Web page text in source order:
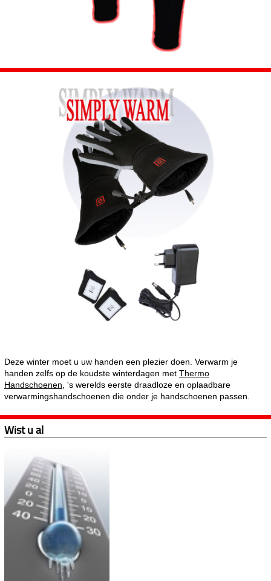
Deze winter moet u uw handen een plezier doen. Verwarm je
handen zelfs op de koudste winterdagen met Thermo
Handschoenen , 's werelds eerste draadloze en oplaadbare
verwarmingshandschoenen die onder je handschoenen passen.
Wist u al